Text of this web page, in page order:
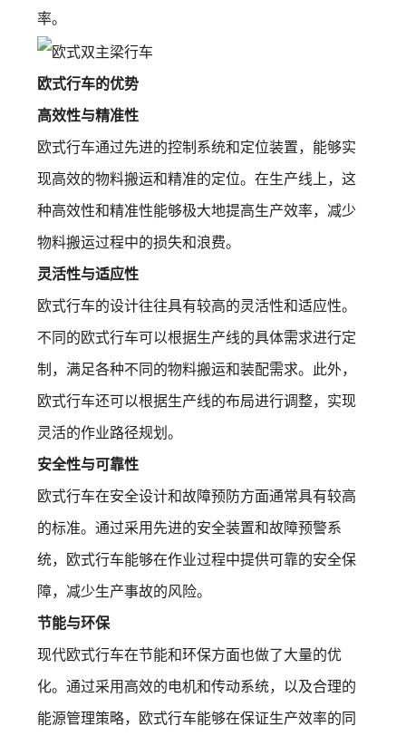
率。
欧式行车的优势
高效性与精准性
欧式行车通过先进的控制系统和定位装置，能够实
现高效的物料搬运和精准的定位。在生产线上，这
种高效性和精准性能够极大地提高生产效率，减少
物料搬运过程中的损失和浪费。
灵活性与适应性
欧式行车的设计往往具有较高的灵活性和适应性。
不同的欧式行车可以根据生产线的具体需求进行定
制，满足各种不同的物料搬运和装配需求。此外，
欧式行车还可以根据生产线的布局进行调整，实现
灵活的作业路径规划。
安全性与可靠性
欧式行车在安全设计和故障预防方面通常具有较高
的标准。通过采用先进的安全装置和故障预警系
统，欧式行车能够在作业过程中提供可靠的安全保
障，减少生产事故的风险。
节能与环保
现代欧式行车在节能和环保方面也做了大量的优
化。通过采用高效的电机和传动系统，以及合理的
能源管理策略，欧式行车能够在保证生产效率的同